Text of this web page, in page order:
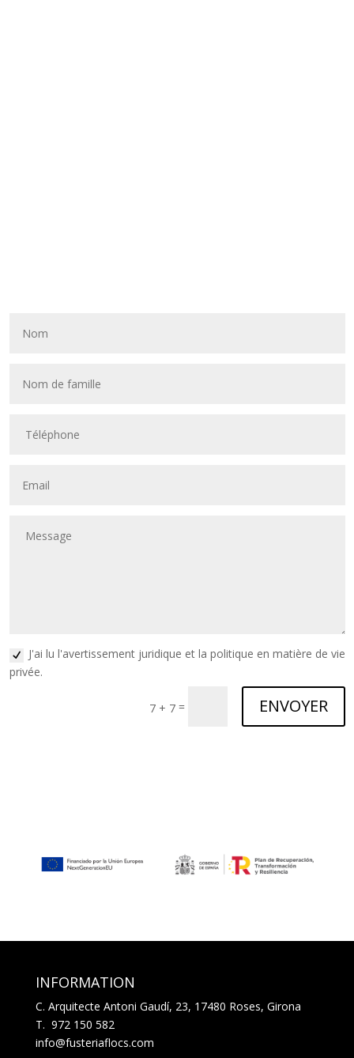
J'ai lu l'avertissement juridique et la politique en matière de vie
privée.
7 + 7= ENVOYER
INFORMATION
C. Arquitecte Antoni Gaudí, 23, 17480 Roses, Girona
T. 972 150 582
info@fusteriaflocs.com